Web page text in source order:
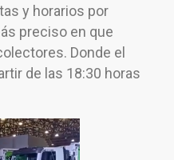
y horarios por
preciso en que
Donde el
de las 18:30 horas